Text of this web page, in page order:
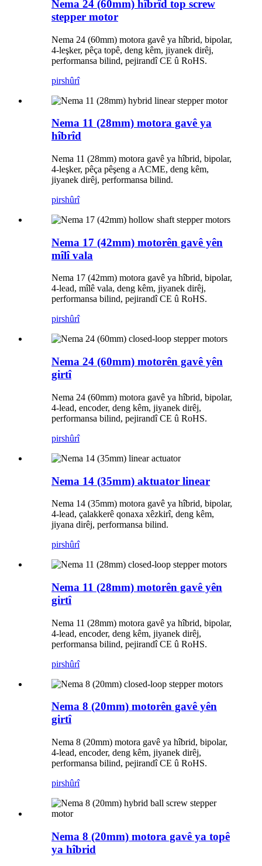
Nema 24 (60mm) hîbrîd top screw
stepper motor
Nema 24 (60mm) motora gavê ya hîbrid, bipolar,
4-leşker, pêça topê, deng kêm, jiyanek dirêj,
performansa bilind, pejirandî CE û RoHS.
pirshûrî
Nema 11 (28mm) motora gavê ya
hîbrîd
Nema 11 (28mm) motora gavê ya hîbrid, bipolar,
4-leşker, pêça pêşeng a ACME, deng kêm,
jiyanek dirêj, performansa bilind.
pirshûrî
Nema 17 (42mm) motorên gavê yên
mîlî vala
Nema 17 (42mm) motora gavê ya hîbrid, bipolar,
4-lead, mîlê vala, deng kêm, jiyanek dirêj,
performansa bilind, pejirandî CE û RoHS.
pirshûrî
Nema 24 (60mm) motorên gavê yên
girtî
Nema 24 (60mm) motora gavê ya hîbrid, bipolar,
4-lead, encoder, deng kêm, jiyanek dirêj,
performansa bilind, pejirandî CE û RoHS.
pirshûrî
Nema 14 (35mm) aktuator linear
Nema 14 (35mm) motora gavê ya hîbrid, bipolar,
4-lead, çalakkerê qonaxa xêzkirî, deng kêm,
jiyana dirêj, performansa bilind.
pirshûrî
Nema 11 (28mm) motorên gavê yên
girtî
Nema 11 (28mm) motora gavê ya hîbrid, bipolar,
4-lead, encoder, deng kêm, jiyanek dirêj,
performansa bilind, pejirandî CE û RoHS.
pirshûrî
Nema 8 (20mm) motorên gavê yên
girtî
Nema 8 (20mm) motora gavê ya hîbrid, bipolar,
4-lead, encoder, deng kêm, jiyanek dirêj,
performansa bilind, pejirandî CE û RoHS.
pirshûrî
Nema 8 (20mm) motora gavê ya topê
ya hîbrid